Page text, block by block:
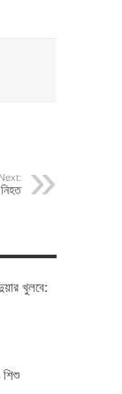
Next:
খুলবে:
শিশু